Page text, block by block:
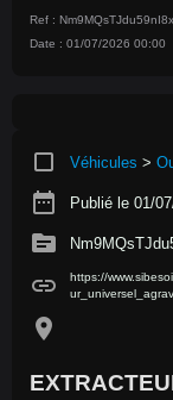
Ref :
Date : 01/07/2026 00:00
crop_square Véhicules >
date_range Publié le 01/
source
link
https://
location_on